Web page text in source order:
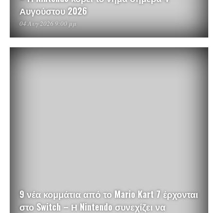
Αυγούστου 2026
04 Αυγ 2026 9:00 μμ
9 νέα κομμάτια από το Mario Kart 7 έρχονται
στο Switch – Η Nintendo συνεχίζει να